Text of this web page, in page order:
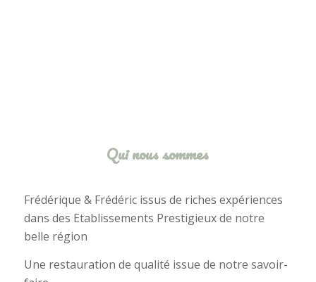
Qui nous sommes
Frédérique & Frédéric issus de riches expériences
dans des Etablissements Prestigieux de notre
belle région
Une restauration de qualité issue de notre savoir-